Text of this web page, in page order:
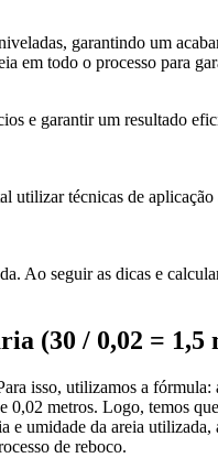
garantindo um
em todo o processo para
e garantir um resultado
técnicas de
Ao seguir as dicas e
(30 / 0,02 =
isso, utilizamos a
metros. Logo, temos
umidade da areia
de reboco.